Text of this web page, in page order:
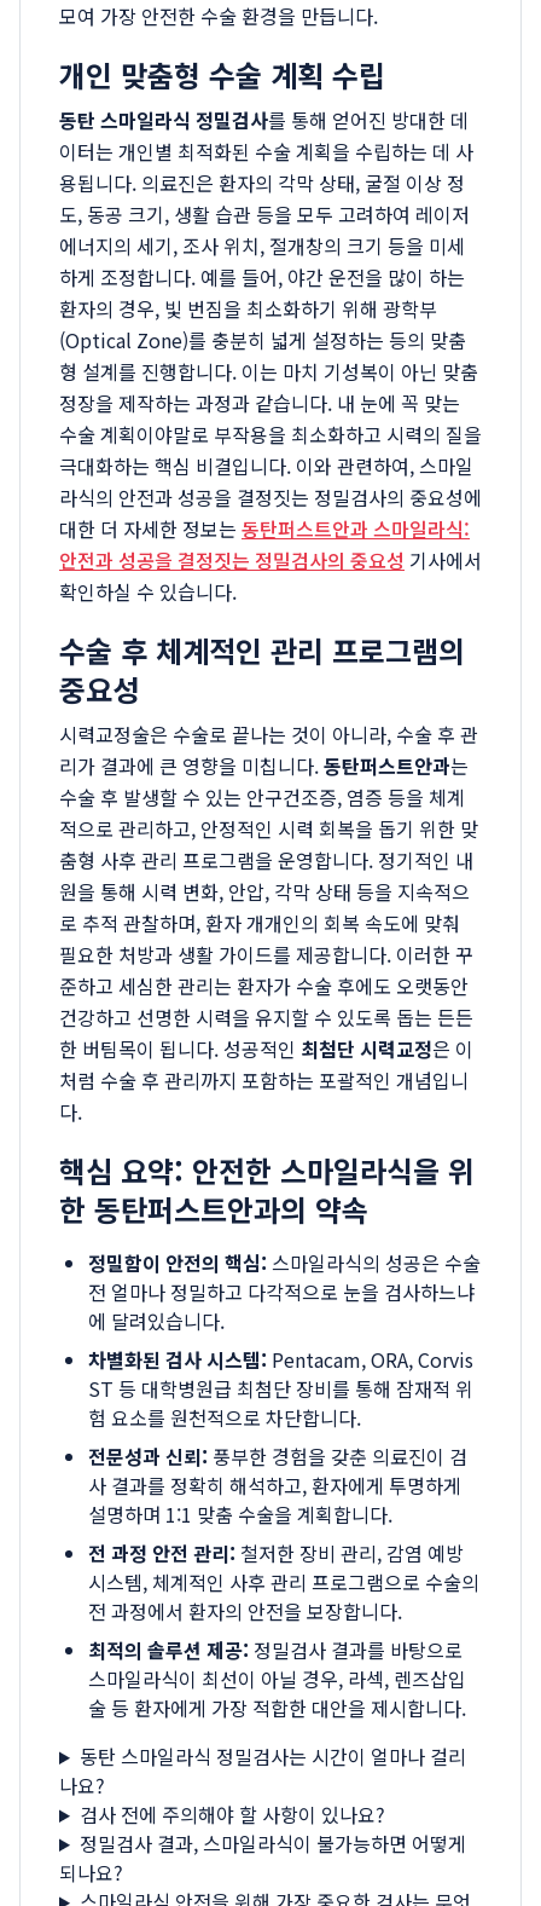
모여 가장 안전한 수술 환경을 만듭니다.
개인 맞춤형 수술 계획 수립
동탄 스마일라식 정밀검사를 통해 얻어진 방대한 데
이터는 개인별 최적화된 수술 계획을 수립하는 데 사
용됩니다. 의료진은 환자의 각막 상태, 굴절 이상 정
도, 동공 크기, 생활 습관 등을 모두 고려하여 레이저
에너지의 세기, 조사 위치, 절개창의 크기 등을 미세
하게 조정합니다. 예를 들어, 야간 운전을 많이 하는
환자의 경우, 빛 번짐을 최소화하기 위해 광학부
(Optical Zone)를 충분히 넓게 설정하는 등의 맞춤
형 설계를 진행합니다. 이는 마치 기성복이 아닌 맞춤
정장을 제작하는 과정과 같습니다. 내 눈에 꼭 맞는
수술 계획이야말로 부작용을 최소화하고 시력의 질을
극대화하는 핵심 비결입니다. 이와 관련하여, 스마일
라식의 안전과 성공을 결정짓는 정밀검사의 중요성에
대한 더 자세한 정보는 동탄퍼스트안과 스마일라식:
안전과 성공을 결정짓는 정밀검사의 중요성 기사에서
확인하실 수 있습니다.
수술 후 체계적인 관리 프로그램의
중요성
시력교정술은 수술로 끝나는 것이 아니라, 수술 후 관
리가 결과에 큰 영향을 미칩니다.동탄퍼스트안과는
수술 후 발생할 수 있는 안구건조증, 염증 등을 체계
적으로 관리하고, 안정적인 시력 회복을 돕기 위한 맞
춤형 사후 관리 프로그램을 운영합니다. 정기적인 내
원을 통해 시력 변화, 안압, 각막 상태 등을 지속적으
로 추적 관찰하며, 환자 개개인의 회복 속도에 맞춰
필요한 처방과 생활 가이드를 제공합니다. 이러한 꾸
준하고 세심한 관리는 환자가 수술 후에도 오랫동안
건강하고 선명한 시력을 유지할 수 있도록 돕는 든든
한 버팀목이 됩니다. 성공적인 최첨단 시력교정은 이
처럼 수술 후 관리까지 포함하는 포괄적인 개념입니
다.
핵심 요약: 안전한 스마일라식을 위
한 동탄퍼스트안과의 약속
정밀함이 안전의 핵심: 스마일라식의 성공은 수술
전 얼마나 정밀하고 다각적으로 눈을 검사하느냐
에 달려있습니다.
차별화된 검사 시스템: Pentacam, ORA, Corvis
ST 등 대학병원급 최첨단 장비를 통해 잠재적 위
험 요소를 원천적으로 차단합니다.
전문성과 신뢰: 풍부한 경험을 갖춘 의료진이 검
사 결과를 정확히 해석하고, 환자에게 투명하게
설명하며 1:1 맞춤 수술을 계획합니다.
전 과정 안전 관리: 철저한 장비 관리, 감염 예방
시스템, 체계적인 사후 관리 프로그램으로 수술의
전 과정에서 환자의 안전을 보장합니다.
최적의 솔루션 제공: 정밀검사 결과를 바탕으로
스마일라식이 최선이 아닐 경우, 라섹, 렌즈삽입
술 등 환자에게 가장 적합한 대안을 제시합니다.
동탄 스마일라식 정밀검사는 시간이 얼마나 걸리
나요?
검사 전에 주의해야 할 사항이 있나요?
정밀검사 결과, 스마일라식이 불가능하면 어떻게
되나요?